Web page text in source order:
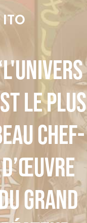
le plus
chef-
d’œuvre
grand